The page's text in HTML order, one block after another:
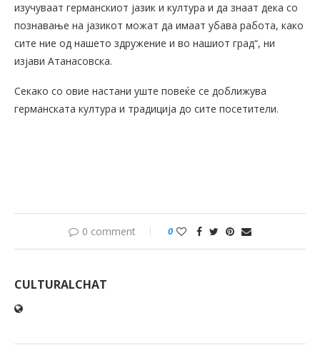
изучуваат германскиот јазик и култура и да знаат дека со
познавање на јазикот можат да имаат убава работа, како
сите ние од нашето здружение и во нашиот град“, ни
изјави Атанасовска.
Секако со овие настани уште повеќе се доближува
германската култура и традиција до сите посетители.
0 comment 0
CULTURALCHAT